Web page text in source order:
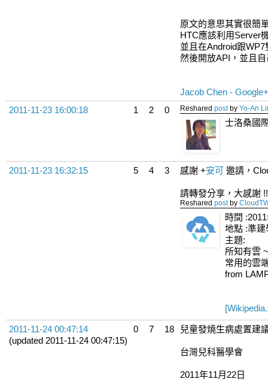
原文的意思其實很簡
HTC應該利用Server
並且在Android跟
然後開放API，並且
Jacob Chen -
2011-11-23 16:00:18
1 2 0 Reshared postby Yo-An
士洛桑國
2011-11-23 16:32:15 5 4 3 感謝 +安可 邀請，
請轉發分享，大感謝 !!
Reshared postby
時間
地點 :準
主題:
所知有雲
常用的雲
from
2011-11-24 00:47:14
(updated 2011-11-24 00:47:15)
0 7 18 兒童發燒生病處置建
台灣兒科醫學會
2011年11月22日